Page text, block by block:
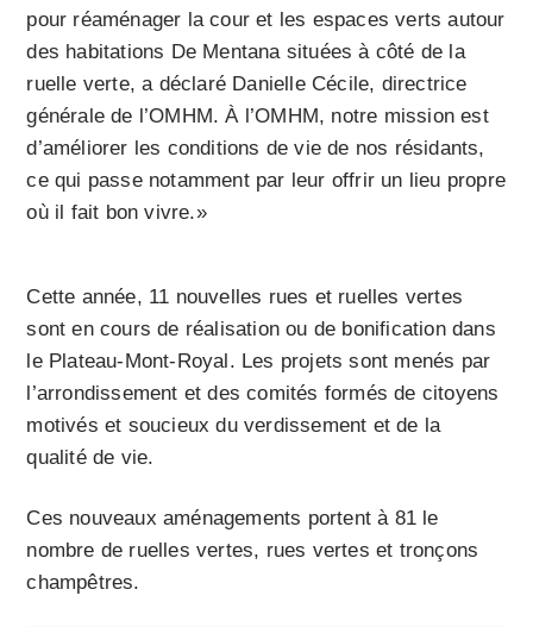
pour réaménager la cour et les espaces verts autour
des habitations De Mentana situées à côté de la
ruelle verte, a déclaré Danielle Cécile, directrice
générale de l’OMHM. À l’OMHM, notre mission est
d’améliorer les conditions de vie de nos résidants,
ce qui passe notamment par leur offrir un lieu propre
où il fait bon vivre.»
Cette année, 11 nouvelles rues et ruelles vertes
sont en cours de réalisation ou de bonification dans
le Plateau-Mont-Royal. Les projets sont menés par
l’arrondissement et des comités formés de citoyens
motivés et soucieux du verdissement et de la
qualité de vie.
Ces nouveaux aménagements portent à 81 le
nombre de ruelles vertes, rues vertes et tronçons
champêtres.